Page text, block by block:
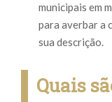
municipais em
para averbar a
sua descrição.
Quais